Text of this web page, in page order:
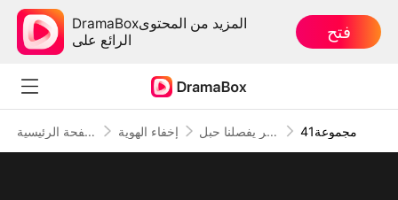
DramaBoxالمزيد من المحتوى
الرائع على
فتح
الصفحة الرئيسية إخفاء الهوية بين الخير والشر يفصلنا حبل 41مجموعة